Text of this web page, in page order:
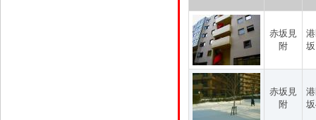
赤坂見
附
赤坂見
附